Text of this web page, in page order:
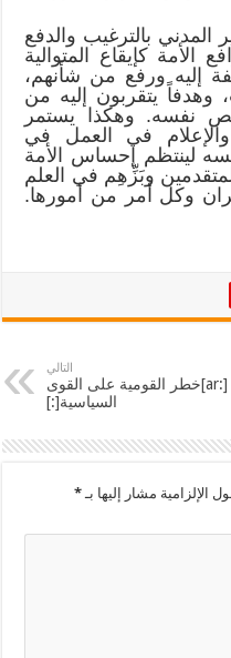
المدني بالترغيب والدفع
الأمة كإيقاع المتوالية
إليه ورفع من شأنهم،
وهدفاً يتقربون إليه من
نفسه. وهكذا يستمر
والإعلام في العمل في
لينتظم إحساس الأمة
وبَزِّهِم في العلم
وكل أمر من أمورها.
التالي
[:ar]خطر القومية على القوى
السياسية[:]
الإلزامية مشار إليها بـ*